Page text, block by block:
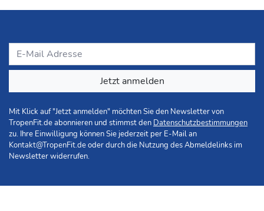
Jetzt anmelden
Mit Klick auf "Jetzt anmelden" möchten Sie den Newsletter von
TropenFit.de abonnieren und stimmst den Datenschutzbestimmungen
zu. Ihre Einwilligung können Sie jederzeit per E-Mail an
Kontakt@TropenFit.deoder durch die Nutzung des Abmeldelinks im
Newsletter widerrufen.